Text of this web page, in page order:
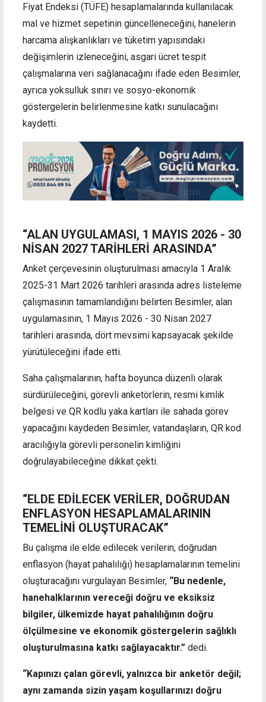
Fiyat Endeksi (TÜFE) hesaplamalarında kullanılacak
mal ve hizmet sepetinin güncelleneceğini, hanelerin
harcama alışkanlıkları ve tüketim yapısındaki
değişimlerin izleneceğini, asgari ücret tespit
çalışmalarına veri sağlanacağını ifade eden Besimler,
ayrıca yoksulluk sınırı ve sosyo-ekonomik
göstergelerin belirlenmesine katkı sunulacağını
kaydetti.
“ALAN UYGULAMASI, 1 MAYIS 2026 - 30
NİSAN 2027 TARİHLERİ ARASINDA”
Anket çerçevesinin oluşturulması amacıyla 1 Aralık
2025-31 Mart 2026 tarihleri arasında adres listeleme
çalışmasının tamamlandığını belirten Besimler, alan
uygulamasının, 1 Mayıs 2026 - 30 Nisan 2027
tarihleri arasında, dört mevsimi kapsayacak şekilde
yürütüleceğini ifade etti.
Saha çalışmalarının, hafta boyunca düzenli olarak
sürdürüleceğini, görevli anketörlerin, resmi kimlik
belgesi ve QR kodlu yaka kartları ile sahada görev
yapacağını kaydeden Besimler, vatandaşların, QR kod
aracılığıyla görevli personelin kimliğini
doğrulayabileceğine dikkat çekti.
“ELDE EDİLECEK VERİLER, DOĞRUDAN
ENFLASYON HESAPLAMALARININ
TEMELİNİ OLUŞTURACAK”
Bu çalışma ile elde edilecek verilerin, doğrudan
enflasyon (hayat pahalılığı) hesaplamalarının temelini
oluşturacağını vurgulayan Besimler, “Bu nedenle,
hanehalklarının vereceği doğru ve eksiksiz
bilgiler, ülkemizde hayat pahalılığının doğru
ölçülmesine ve ekonomik göstergelerin sağlıklı
oluşturulmasına katkı sağlayacaktır.” dedi.
“Kapınızı çalan görevli, yalnızca bir anketör değil;
aynı zamanda sizin yaşam koşullarınızı doğru